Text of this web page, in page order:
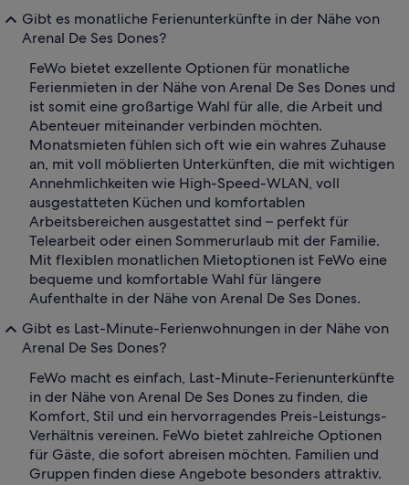
Gibt es monatliche Ferienunterkünfte in der Nähe von
Arenal De Ses Dones?
FeWo bietet exzellente Optionen für monatliche
Ferienmieten in der Nähe von Arenal De Ses Dones und
ist somit eine großartige Wahl für alle, die Arbeit und
Abenteuer miteinander verbinden möchten.
Monatsmieten fühlen sich oft wie ein wahres Zuhause
an, mit voll möblierten Unterkünften, die mit wichtigen
Annehmlichkeiten wie High-Speed-WLAN, voll
ausgestatteten Küchen und komfortablen
Arbeitsbereichen ausgestattet sind – perfekt für
Telearbeit oder einen Sommerurlaub mit der Familie.
Mit flexiblen monatlichen Mietoptionen ist FeWo eine
bequeme und komfortable Wahl für längere
Aufenthalte in der Nähe von Arenal De Ses Dones.
Gibt es Last-Minute-Ferienwohnungen in der Nähe von
Arenal De Ses Dones?
FeWo macht es einfach, Last-Minute-Ferienunterkünfte
in der Nähe von Arenal De Ses Dones zu finden, die
Komfort, Stil und ein hervorragendes Preis-Leistungs-
Verhältnis vereinen. FeWo bietet zahlreiche Optionen
für Gäste, die sofort abreisen möchten. Familien und
Gruppen finden diese Angebote besonders attraktiv.